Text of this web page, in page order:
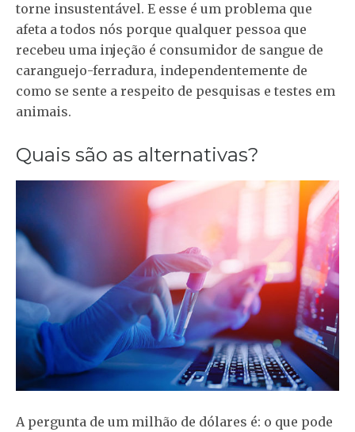
torne insustentável. E esse é um problema que
afeta a todos nós porque qualquer pessoa que
recebeu uma injeção é consumidor de sangue de
caranguejo-ferradura, independentemente de
como se sente a respeito de pesquisas e testes em
animais.
Quais são as alternativas?
A pergunta de um milhão de dólares é: o que pode